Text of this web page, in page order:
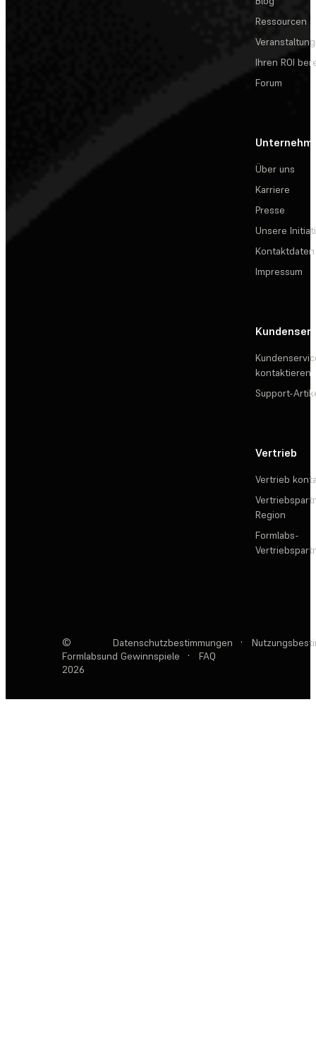
Ressourcen
Ihren ROI
Forum
Über uns
Karriere
Presse
Unsere
Kontaktdaten
Impressum
kontaktieren
Support-
Vertrieb
Vertrieb
Region
Formlabs-
©
Formlabs
2026
Datenschutzbestimmungen ·
und Gewinnspiele
· FAQ